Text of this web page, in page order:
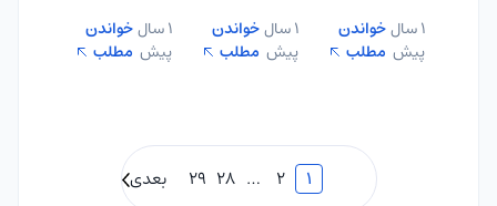
ترید ارز
دیجیتال
1 سال
پیش
خواندن
مطلب
دنیای پراپ
باید بدانید
1 سال
پیش
خواندن
مطلب
گرفتن کد
سرمایه‌گذار
ی!
1 سال
پیش
خواندن
مطلب
1
2
…
28
29 بعدی